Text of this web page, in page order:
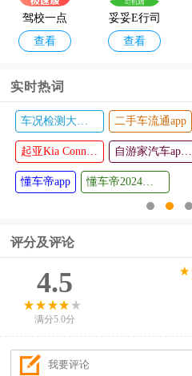
驾校一点
通极速版a
查看
妥妥E行司
机端
查看
象司机app
查看
Alibi行车
记录仪
查看
实时热词
车况检测大师app 二手车流通app
起亚Kia Connect app官方版 自游家汽车app(NIUTRON)
懂车帝app 懂车帝2024最新版本
评分及评论
4.5
满分5.0分